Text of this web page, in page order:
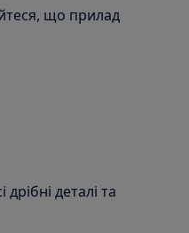
що прилад
деталі та